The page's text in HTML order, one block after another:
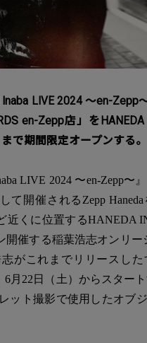
LIVE 2024 〜en-Zepp
en-Zepp店」を
で期間限定オープンする。
LIVE 2024 〜en-Zepp〜
て開催されるZepp
近くに位置するHANEDA
開催する稲葉浩志オンリー
志がこれまでリリースし
月22日（土）からスター
ット撮影で使用したオブ